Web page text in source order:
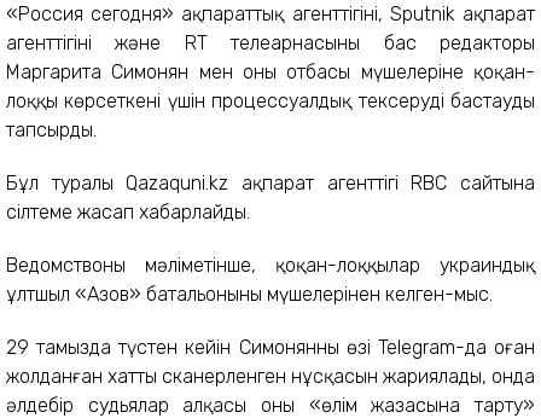
«Россия сегодня» ақпараттық агенттігінің, Sputnik ақпарат
агенттігінің және RT телеарнасының бас редакторы
Маргарита Симонян мен оның отбасы мүшелеріне қоқан-
лоққы көрсеткені үшін процессуалдық тексеруді бастауды
тапсырды.
Бұл туралы Qazaquni.kz ақпарат агенттігі RBC сайтына
сілтеме жасап хабарлайды.
Ведомствоның мәліметінше, қоқан-лоққылар украиндық
ұлтшыл «Азов» батальонының мүшелерінен келген-мыс.
29 тамызда түстен кейін Симонянның өзі Telegram-да оған
жолданған хаттың сканерленген нұсқасын жариялады, онда
әлдебір судьялар алқасы оны «өлім жазасына тарту»